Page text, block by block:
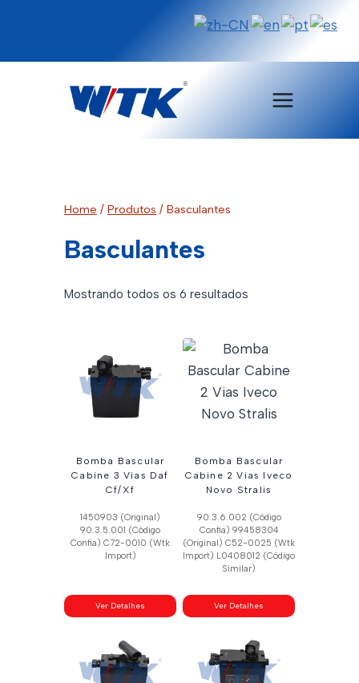
Home / Produtos / Basculantes
Basculantes
Mostrando todos os 6 resultados
mais
recente
Bomba Bascular
Cabine 3 Vias Daf
Cf/Xf
1450903 (Original)
90.3.5.001 (Código
Confia) C72-0010 (Wtk
Import)
Ver Detalhes
Bomba Bascular
Cabine 2 Vias Iveco
Novo Stralis
90.3.6.002 (Código
Confia) 99458304
(Original) C52-0025 (Wtk
Import) L0408012 (Código
Similar)
Ver Detalhes